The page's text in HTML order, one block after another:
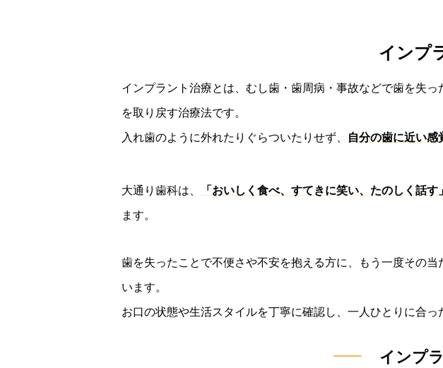
インプ
インプラント治療とは、むし歯・歯周病・事故などで歯を失
を取り戻す治療法です。
入れ歯のように外れたりぐらついたりせず、 自分の歯に近い
大通り歯科は、 「おいしく食べ、すてきに笑い、たのしく話
ます。
歯を失ったことで不便さや不安を抱える方に、もう一度その
います。
お口の状態や生活スタイルを丁寧に確認し、一人ひとりに合っ
インプ